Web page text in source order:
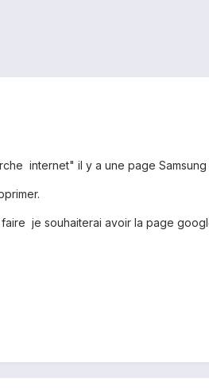
internet" il y a une page
je souhaiterai avoir la page